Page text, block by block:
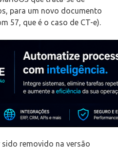
para um novo documento
57, que é o caso de CT-e).
removido na versão